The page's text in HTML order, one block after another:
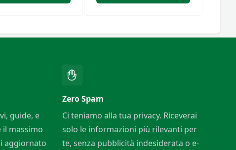
guide, e
massimo
aggiornato
Zero Spam
Ci teniamo alla tua privacy. Riceverai
solo le informazioni più rilevanti per
te, senza pubblicità indesiderata o e-